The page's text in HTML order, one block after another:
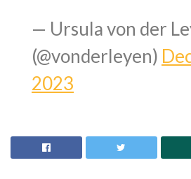
— Ursula von der
(@vonderleyen)
2023